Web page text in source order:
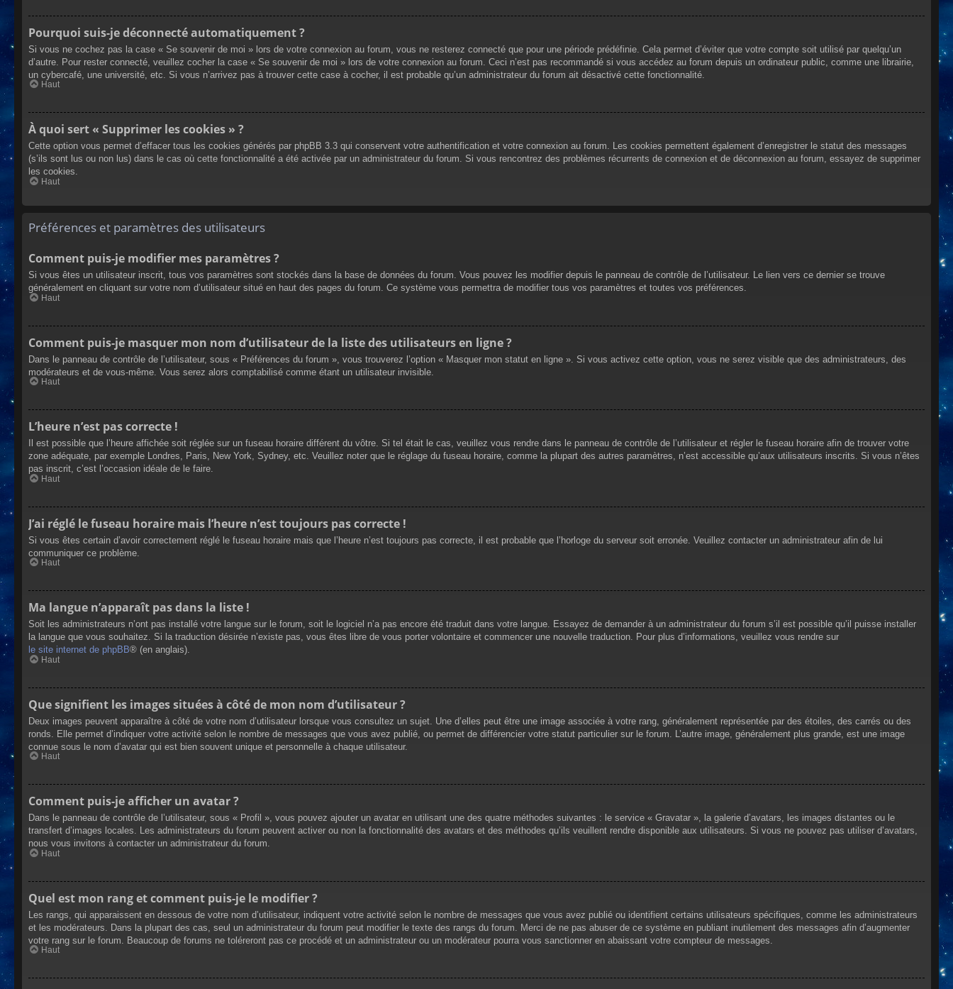
Pourquoi suis-je déconnecté automatiquement ?
Si vous ne cochez pas la case « Se souvenir de moi » lors de votre connexion au forum, vous ne resterez connecté que pour une période prédéfinie. Cela permet d’éviter que votre compte soit utilisé par quelqu’un
d’autre. Pour rester connecté, veuillez cocher la case « Se souvenir de moi » lors de votre connexion au forum. Ceci n’est pas recommandé si vous accédez au forum depuis un ordinateur public, comme une librairie,
un cybercafé, une université, etc. Si vous n’arrivez pas à trouver cette case à cocher, il est probable qu’un administrateur du forum ait désactivé cette fonctionnalité.
Haut
À quoi sert « Supprimer les cookies » ?
Cette option vous permet d’effacer tous les cookies générés par phpBB 3.3 qui conservent votre authentification et votre connexion au forum. Les cookies permettent également d’enregistrer le statut des messages
(s’ils sont lus ou non lus) dans le cas où cette fonctionnalité a été activée par un administrateur du forum. Si vous rencontrez des problèmes récurrents de connexion et de déconnexion au forum, essayez de supprimer
les cookies.
Haut
Préférences et paramètres des utilisateurs
Comment puis-je modifier mes paramètres ?
Si vous êtes un utilisateur inscrit, tous vos paramètres sont stockés dans la base de données du forum. Vous pouvez les modifier depuis le panneau de contrôle de l’utilisateur. Le lien vers ce dernier se trouve
généralement en cliquant sur votre nom d’utilisateur situé en haut des pages du forum. Ce système vous permettra de modifier tous vos paramètres et toutes vos préférences.
Haut
Comment puis-je masquer mon nom d’utilisateur de la liste des utilisateurs en ligne ?
Dans le panneau de contrôle de l’utilisateur, sous « Préférences du forum », vous trouverez l’option « Masquer mon statut en ligne ». Si vous activez cette option, vous ne serez visible que des administrateurs, des
modérateurs et de vous-même. Vous serez alors comptabilisé comme étant un utilisateur invisible.
Haut
L’heure n’est pas correcte !
Il est possible que l’heure affichée soit réglée sur un fuseau horaire différent du vôtre. Si tel était le cas, veuillez vous rendre dans le panneau de contrôle de l’utilisateur et régler le fuseau horaire afin de trouver votre
zone adéquate, par exemple Londres, Paris, New York, Sydney, etc. Veuillez noter que le réglage du fuseau horaire, comme la plupart des autres paramètres, n’est accessible qu’aux utilisateurs inscrits. Si vous n’êtes
pas inscrit, c’est l’occasion idéale de le faire.
Haut
J’ai réglé le fuseau horaire mais l’heure n’est toujours pas correcte !
Si vous êtes certain d’avoir correctement réglé le fuseau horaire mais que l’heure n’est toujours pas correcte, il est probable que l’horloge du serveur soit erronée. Veuillez contacter un administrateur afin de lui
communiquer ce problème.
Haut
Ma langue n’apparaît pas dans la liste !
Soit les administrateurs n’ont pas installé votre langue sur le forum, soit le logiciel n’a pas encore été traduit dans votre langue. Essayez de demander à un administrateur du forum s’il est possible qu’il puisse installer
la langue que vous souhaitez. Si la traduction désirée n’existe pas, vous êtes libre de vous porter volontaire et commencer une nouvelle traduction. Pour plus d’informations, veuillez vous rendre sur
le site internet de phpBB® (en anglais).
Haut
Que signifient les images situées à côté de mon nom d’utilisateur ?
Deux images peuvent apparaître à côté de votre nom d’utilisateur lorsque vous consultez un sujet. Une d’elles peut être une image associée à votre rang, généralement représentée par des étoiles, des carrés ou des
ronds. Elle permet d’indiquer votre activité selon le nombre de messages que vous avez publié, ou permet de différencier votre statut particulier sur le forum. L’autre image, généralement plus grande, est une image
connue sous le nom d’avatar qui est bien souvent unique et personnelle à chaque utilisateur.
Haut
Comment puis-je afficher un avatar ?
Dans le panneau de contrôle de l’utilisateur, sous « Profil », vous pouvez ajouter un avatar en utilisant une des quatre méthodes suivantes : le service « Gravatar », la galerie d’avatars, les images distantes ou le
transfert d’images locales. Les administrateurs du forum peuvent activer ou non la fonctionnalité des avatars et des méthodes qu’ils veuillent rendre disponible aux utilisateurs. Si vous ne pouvez pas utiliser d’avatars,
nous vous invitons à contacter un administrateur du forum.
Haut
Quel est mon rang et comment puis-je le modifier ?
Les rangs, qui apparaissent en dessous de votre nom d’utilisateur, indiquent votre activité selon le nombre de messages que vous avez publié ou identifient certains utilisateurs spécifiques, comme les administrateurs
et les modérateurs. Dans la plupart des cas, seul un administrateur du forum peut modifier le texte des rangs du forum. Merci de ne pas abuser de ce système en publiant inutilement des messages afin d’augmenter
votre rang sur le forum. Beaucoup de forums ne toléreront pas ce procédé et un administrateur ou un modérateur pourra vous sanctionner en abaissant votre compteur de messages.
Haut